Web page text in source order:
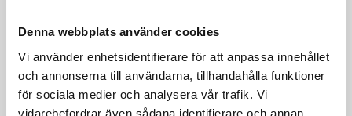
Denna webbplats använder cookies
Vi använder enhetsidentifierare för att anpassa innehållet
och annonserna till användarna, tillhandahålla funktioner
för sociala medier och analysera vår trafik. Vi
vidarebefordrar även sådana identifierare och annan